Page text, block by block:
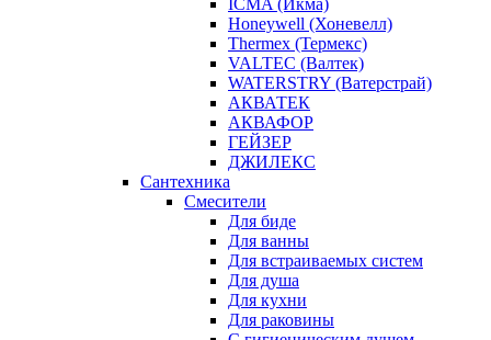
ICMA (Икма)
Honeywell (Хоневелл)
Thermex (Термекс)
VALTEC (Валтек)
WATERSTRY (Ватерстрай)
АКВАТЕК
АКВАФОР
ГЕЙЗЕР
ДЖИЛЕКС
Сантехника
Смесители
Для биде
Для ванны
Для встраиваемых систем
Для душа
Для кухни
Для раковины